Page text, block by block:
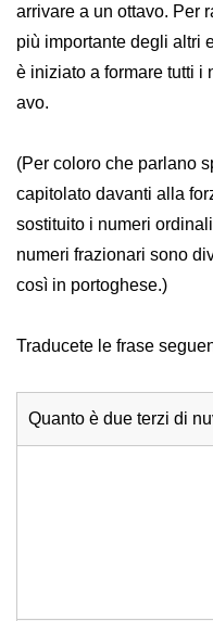
arrivare a un ottavo. Per
più importante degli altri
è iniziato a formare tutti i
avo.
(Per coloro che parlano
capitolato davanti alla
sostituito i numeri
numeri frazionari sono
così in portoghese.)
Traducete le frase
Quanto è due terzi di